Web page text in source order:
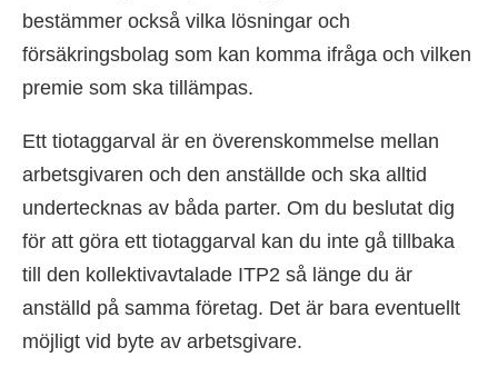
bestämmer också vilka lösningar och
försäkringsbolag som kan komma ifråga och vilken
premie som ska tillämpas.
Ett tiotaggarval är en överenskommelse mellan
arbetsgivaren och den anställde och ska alltid
undertecknas av båda parter. Om du beslutat dig
för att göra ett tiotaggarval kan du inte gå tillbaka
till den kollektivavtalade ITP2 så länge du är
anställd på samma företag. Det är bara eventuellt
möjligt vid byte av arbetsgivare.